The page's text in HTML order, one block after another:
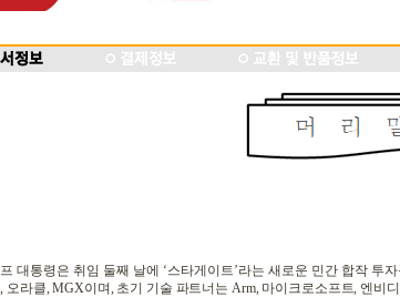
대통령은 취임 둘째 날에 ‘스타게이트’라는 새로운 민간 합작 투
오라클, MGX이며, 초기 기술 파트너는 Arm, 마이크로소프트,엔비